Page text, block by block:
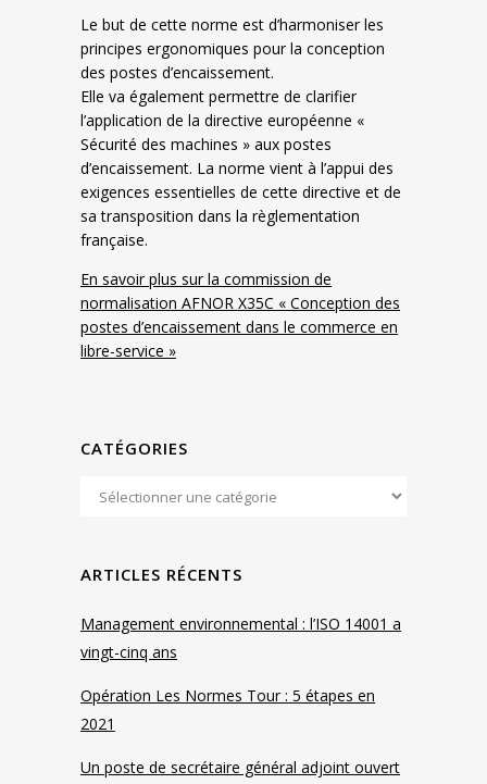
Le but de cette norme est d’harmoniser les
principes ergonomiques pour la conception
des postes d’encaissement.
Elle va également permettre de clarifier
l’application de la directive européenne «
Sécurité des machines » aux postes
d’encaissement. La norme vient à l’appui des
exigences essentielles de cette directive et de
sa transposition dans la règlementation
française.
En savoir plus sur la commission de
normalisation AFNOR X35C « Conception des
postes d’encaissement dans le commerce en
libre-service »
CATÉGORIES
ARTICLES RÉCENTS
Management environnemental : l’ISO 14001 a
vingt-cinq ans
Opération Les Normes Tour : 5 étapes en
2021
Un poste de secrétaire général adjoint ouvert